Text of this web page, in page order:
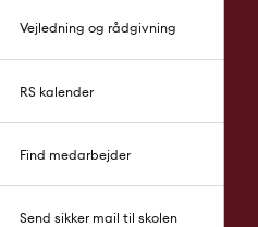
Vejledning og rådgivning
RS kalender
Find medarbejder
Send sikker mail til skolen